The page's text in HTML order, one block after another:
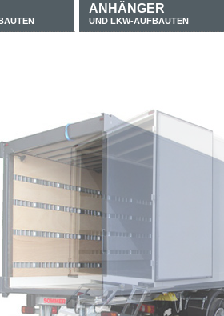
ANHÄNGER
UND LKW-AUFBAUTEN